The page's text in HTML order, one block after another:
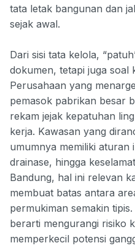
tata letak bangunan dan
sejak awal.
Dari sisi tata kelola,
dokumen, tetapi juga soal
Perusahaan yang
pemasok pabrikan besar
rekam jejak kepatuhan
kerja. Kawasan yang
umumnya memiliki aturan
drainase, hingga
Bandung, hal ini relevan
membuat batas antara
permukiman semakin
berarti mengurangi risiko
memperkecil potensi